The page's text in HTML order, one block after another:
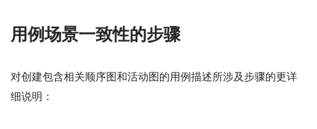
用例场景一致性的步骤
对创建包含相关顺序图和活动图的用例描述所涉及步骤的更详
细说明：